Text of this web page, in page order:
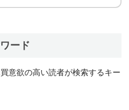
ード
意欲の高い読者が検索するキー